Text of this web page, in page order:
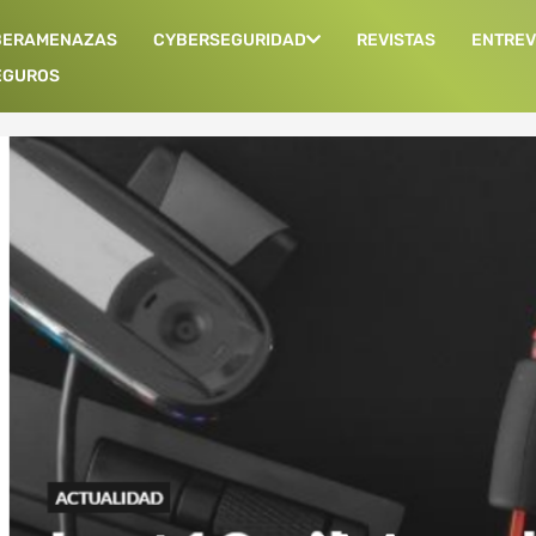
CYBERSEGURIDAD REVISTAS